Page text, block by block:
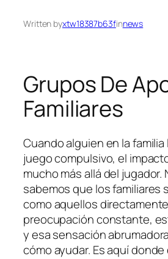
Written byxtw18387b63finnews
Grupos De
Familiares
Cuando alguien en la
juego compulsivo, el
mucho más allá del jugador.
sabemos que los familiares
como aquellos
preocupación constante,
y esa sensación
cómo ayudar. Es aquí